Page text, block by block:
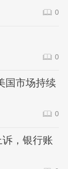
0
0
国市场持续
0
，银行账